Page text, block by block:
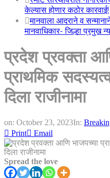
केल्यास होणार कठोर कारवाई!
मानवाला आदराने व
मानवाधिकार- जिल्हा प्रमुख
प्रदेश प्रवक्ता
प्राथमिक
दिला राजीनामा
on: October 23, 2023In:
Print
Email
Spread the love